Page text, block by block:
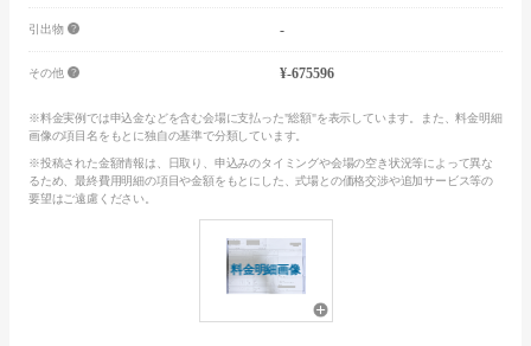
引出物 -
その他 ¥-675596
※料金実例では申込金などを含む会場に支払った"総額"を表示しています。また、料金明細
画像の項目名をもとに独自の基準で分類しています。
※投稿された金額情報は、日取り、申込みのタイミングや会場の空き状況等によって異な
るため、最終費用明細の項目や金額をもとにした、式場との価格交渉や追加サービス等の
要望はご遠慮ください。
料金明細画像